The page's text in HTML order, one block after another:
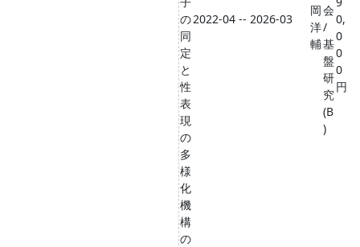
の
同
定
と
性
表
現
の
多
様
化
機
構
の
2022-04 -- 2026-03
岡
洋
輔
会
/
基
盤
研
究
(B
)
0,
0
0
0
円